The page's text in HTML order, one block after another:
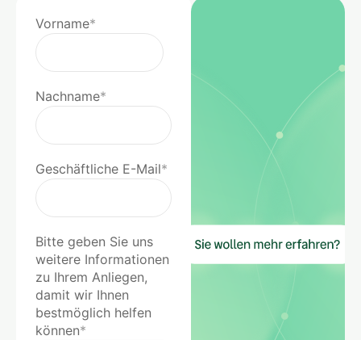
Vorname*
Nachname*
Geschäftliche E-Mail*
Bitte geben Sie uns
weitere Informationen
zu Ihrem Anliegen,
damit wir Ihnen
bestmöglich helfen
können*